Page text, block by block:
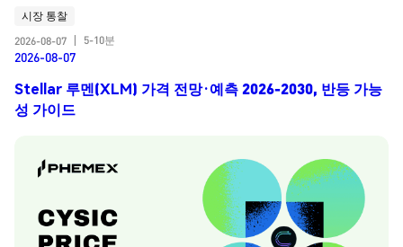
시장 통찰
2026-08-07
5-10분
2026-08-07
Stellar 루멘(XLM) 가격 전망·예측 2026-2030, 반등 가능
성 가이드